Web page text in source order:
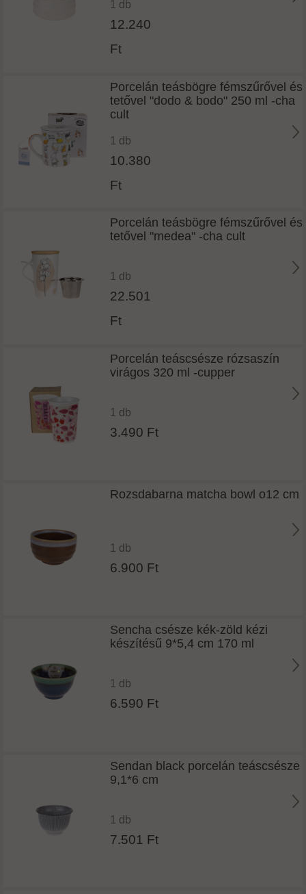
1 db
12.240
Ft
Porcelán teásbögre fémszűrővel és
tetővel "dodo & bodo" 250 ml -cha
cult
1 db
10.380
Ft
Porcelán teásbögre fémszűrővel és
tetővel "medea" -cha cult
1 db
22.501
Ft
Porcelán teáscsésze rózsaszín
virágos 320 ml -cupper
1 db
3.490 Ft
Rozsdabarna matcha bowl o12 cm
1 db
6.900 Ft
Sencha csésze kék-zöld kézi
készítésű 9*5,4 cm 170 ml
1 db
6.590 Ft
Sendan black porcelán teáscsésze
9,1*6 cm
1 db
7.501 Ft